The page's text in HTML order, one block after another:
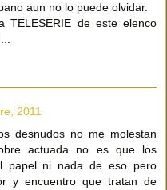
aun no lo puede olvidar.
TELESERIE de este elenco
2011
desnudos no me molestan
actuada no es que los
papel ni nada de eso pero
y encuentro que tratan de